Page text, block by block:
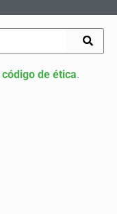
código de ética.